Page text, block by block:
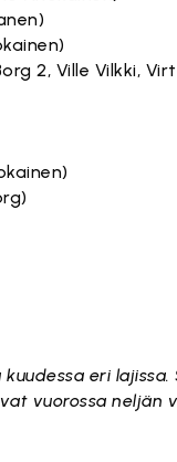
2, Ville Vilkki,
eri
vuorossa neljän